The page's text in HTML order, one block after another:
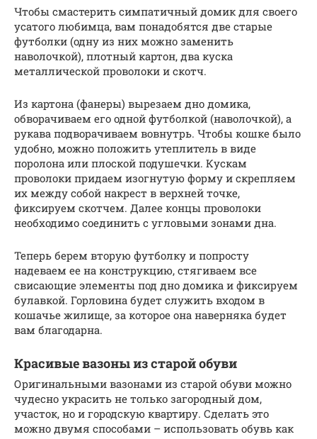
Чтобы смастерить симпатичный домик для своего
усатого любимца, вам понадобятся две старые
футболки (одну из них можно заменить
наволочкой), плотный картон, два куска
металлической проволоки и скотч.
Из картона (фанеры) вырезаем дно домика,
обворачиваем его одной футболкой (наволочкой), а
рукава подворачиваем вовнутрь. Чтобы кошке было
удобно, можно положить утеплитель в виде
поролона или плоской подушечки. Кускам
проволоки придаем изогнутую форму и скрепляем
их между собой накрест в верхней точке,
фиксируем скотчем. Далее концы проволоки
необходимо соединить с угловыми зонами дна.
Теперь берем вторую футболку и попросту
надеваем ее на конструкцию, стягиваем все
свисающие элементы под дно домика и фиксируем
булавкой. Горловина будет служить входом в
кошачье жилище, за которое она наверняка будет
вам благодарна.
Красивые вазоны из старой обуви
Оригинальными вазонами из старой обуви можно
чудесно украсить не только загородный дом,
участок, но и городскую квартиру. Сделать это
можно двумя способами – использовать обувь как